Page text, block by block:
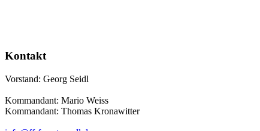
Kontakt
Vorstand: Georg Seidl
Kommandant: Mario Weiss
Kommandant: Thomas Kronawitter